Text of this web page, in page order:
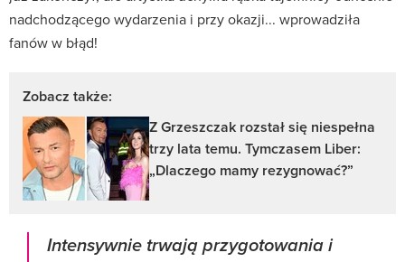
nadchodzącego wydarzenia i przy okazji... wprowadziła
fanów w błąd!
Zobacz także:
Z Grzeszczak rozstał się niespełna
trzy lata temu. Tymczasem Liber:
„Dlaczego mamy rezygnować?”
Intensywnie trwają przygotowania i